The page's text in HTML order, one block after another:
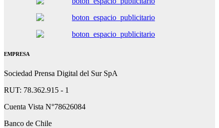
EMPRESA
Sociedad Prensa Digital del Sur SpA
RUT: 78.362.915 - 1
Cuenta Vista N°78626084
Banco de Chile